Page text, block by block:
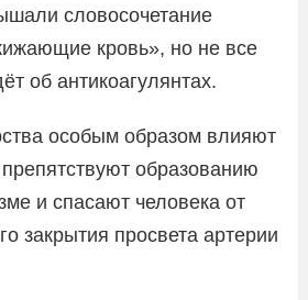
словосочетание
кровь», но не все
об антикоагулянтах.
особым образом влияют
образованию
и спасают человека от
закрытия просвета артерии